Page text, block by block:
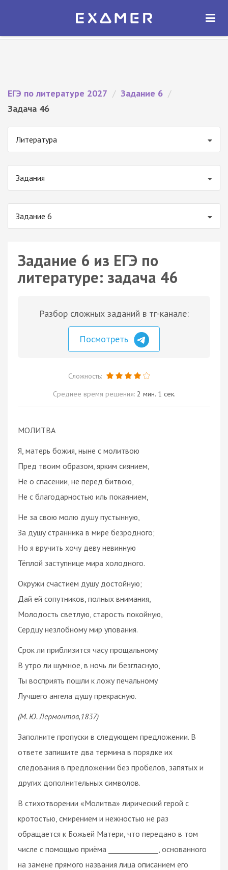
Экзамер — ЕГЭ 2027
ОТКРЫТЬ
ЕГЭ по литературе 2027 / Задание 6 /
Задача 46
Литература
Задания
Задание 6
Задание 6 из ЕГЭ по
литературе: задача 46
Разбор сложных заданий в тг-канале:
Посмотреть
Сложность:
Среднее время решения: 2 мин. 1 сек.
МОЛИТВА
Я, матерь божия, ныне с молитвою
Пред твоим образом, ярким сиянием,
Не о спасении, не перед битвою,
Не с благодарностью иль покаянием,
Не за свою молю душу пустынную,
За душу странника в мире безродного;
Но я вручить хочу деву невинную
Тёплой заступнице мира холодного.
Окружи счастием душу достойную;
Дай ей сопутников, полных внимания,
Молодость светлую, старость покойную,
Сердцу незлобному мир упования.
Срок ли приблизится часу прощальному
В утро ли шумное, в ночь ли безгласную,
Ты восприять пошли к ложу печальному
Лучшего ангела душу прекрасную.
(М. Ю. Лермонтов,1837)
Заполните пропуски в следующем предложении. В
ответе запишите два термина в порядке их
следования в предложении без пробелов, запятых и
других дополнительных символов.
В стихотворении «Молитва» лирический герой с
кротостью, смирением и нежностью не раз
обращается к Божьей Матери, что передано в том
числе с помощью приёма ______________, основанного
на замене прямого названия лица описанием его